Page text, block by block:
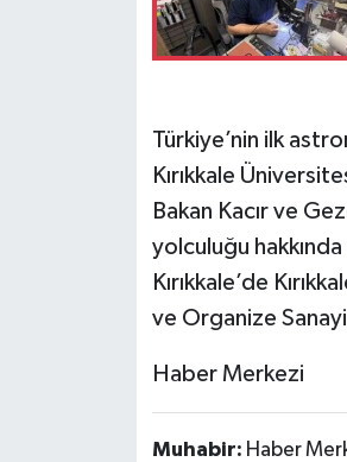
Türkiye’nin ilk
Kırıkkale
Bakan Kacır ve
yolculuğu
Kırıkkale’de
ve Organize
Haber Merkezi
Muhabir: Haber